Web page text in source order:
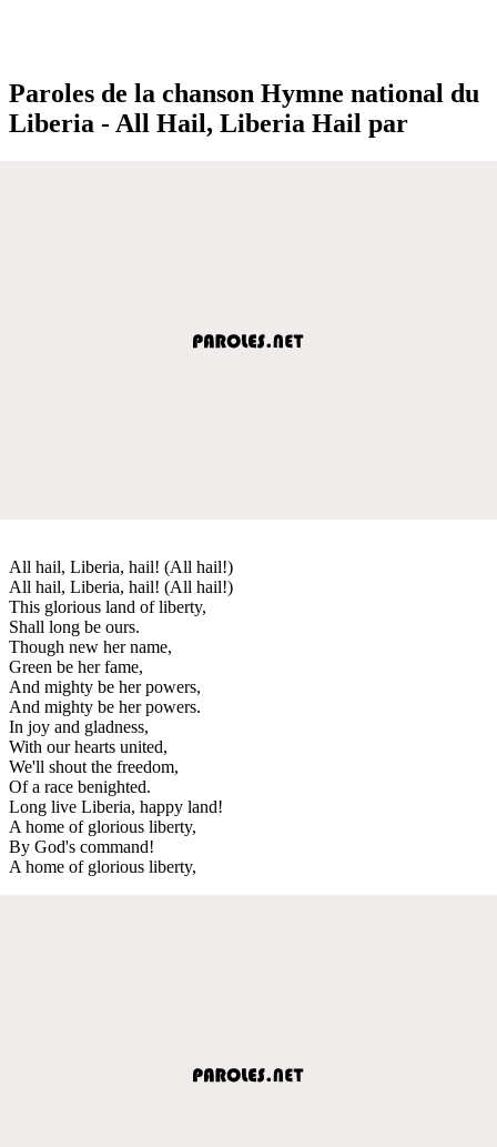
Paroles de la chanson Hymne national du
Liberia - All Hail, Liberia Hail par
All hail, Liberia, hail! (All hail!)
All hail, Liberia, hail! (All hail!)
This glorious land of liberty,
Shall long be ours.
Though new her name,
Green be her fame,
And mighty be her powers,
And mighty be her powers.
In joy and gladness,
With our hearts united,
We'll shout the freedom,
Of a race benighted.
Long live Liberia, happy land!
A home of glorious liberty,
By God's command!
A home of glorious liberty,